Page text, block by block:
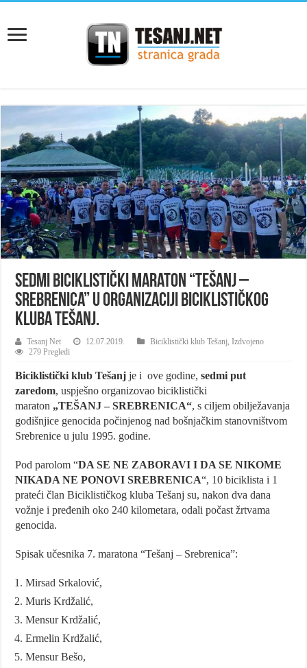
Sedmi biciklistički maraton “Tešanj –
Srebrenica” u organizaciji Biciklističkog
kluba Tešanj.
Tesanj Net 12.07.2019. Biciklistički klub Tešanj ,Izdvojeno
279 Pregledi
Biciklistički klub Tešanj je i ove godine,sedmi put
zaredom, uspješno organizovao biciklistički
maraton „TEŠANJ – SREBRENICA“, s ciljem obilježavanja
godišnjice genocida počinjenog nad bošnjačkim stanovništvom
Srebrenice u julu 1995. godine.
Pod parolom “DA SE NE ZABORAVI I DA SE NIKOME
NIKADA NE PONOVI SREBRENICA“, 10 biciklista i 1
prateći član Biciklističkog kluba Tešanj su, nakon dva dana
vožnje i pređenih oko 240 kilometara, odali počast žrtvama
genocida.
Spisak učesnika 7. maratona “Tešanj – Srebrenica”:
Mirsad Srkalović,
Muris Krdžalić,
Mensur Krdžalić,
Ermelin Krdžalić,
Mensur Bešo,